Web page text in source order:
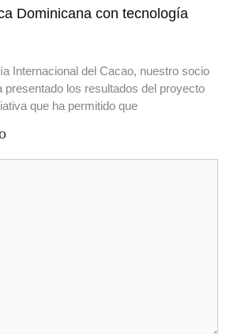
Dominicana con tecnología
Internacional del Cacao, nuestro socio
presentado los resultados del proyecto
que ha permitido que